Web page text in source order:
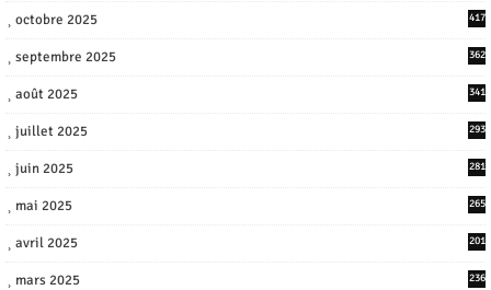
octobre 2025 417
septembre 2025 362
août 2025 341
juillet 2025 293
juin 2025 281
mai 2025 265
avril 2025 201
mars 2025 236